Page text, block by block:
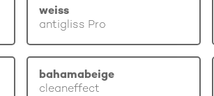
weiss
antigliss Pro
bahamabeige
cleaneffect